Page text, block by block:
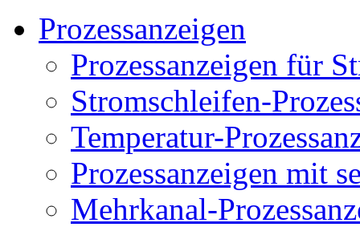
Prozessanzeigen
Prozessanzeigen für
Stromschleifen-
Temperatur-
Prozessanzeigen mit
Mehrkanal-